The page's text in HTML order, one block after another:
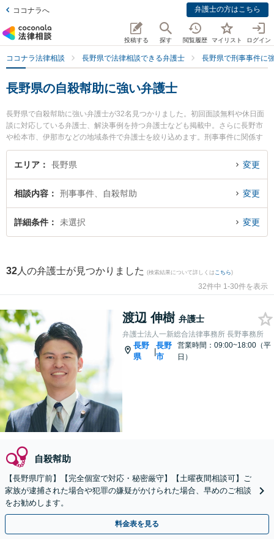
ココナラへ 弁護士の方はこちら
投稿する 探す 閲覧履歴 マイリスト ログイン
ココナラ法律相談 長野県で法律相談できる弁護士 長野県で刑事事件に
長野県の自殺幇助に強い弁護士
長野県で自殺幇助に強い弁護士が32名見つかりました。初回面談無料や休日面
談に対応している弁護士、解決事例を持つ弁護士なども掲載中。さらに長野市
や松本市、伊那市などの地域条件で弁護士を絞り込めます。刑事事件に関係す
る加害者側や少年事件、再犯・前科あり等の細かな分野での絞り込み検索もで
き便利です。特に弁護士法人一新総合法律事務所 長野事務所の渡辺 伸樹弁護士
す。『長野県で土日や夜間に発生した自殺幇助のトラブルを今すぐに弁護士に
相談したい』『自殺幇助のトラブル解決の実績豊富な近くの弁護士を検索した
い』『初回相談無料で自殺幇助を法律相談できる長野県内の弁護士に相談予約
エリア 長野県 変更
相談内容 刑事事件、自殺幇助 変更
詳細条件 未選択 変更
32 人の弁護士が見つかりました (検索結果について詳しくは こちら)
32件中 1-30件を表示
渡辺 伸樹 弁護士
弁護士法人一新総合法律事務所 長野事務所
長野
県
|
長野
市
営業時間：09:00~18:00（平
日）
自殺幇助
【長野県庁前】【完全個室で対応・秘密厳守】【土曜夜間相談可】ご
家族が逮捕された場合や犯罪の嫌疑がかけられた場合、早めのご相談
をお勧めします。
料金表を見る